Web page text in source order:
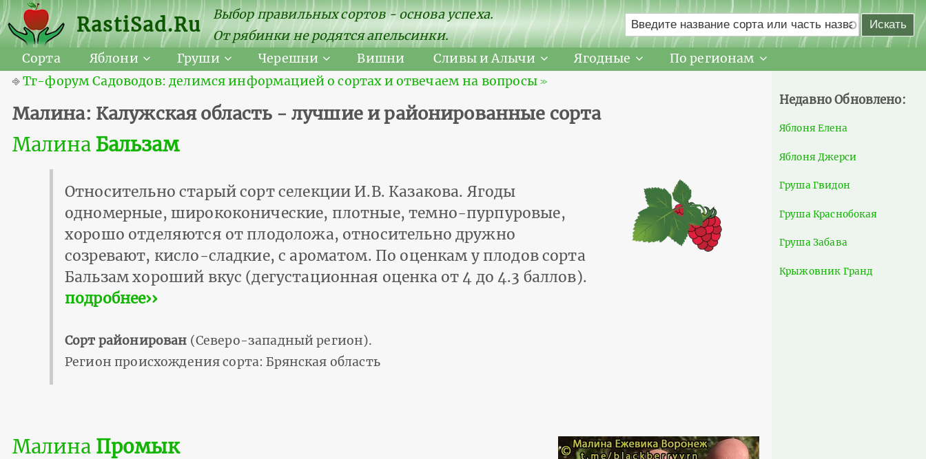
RastiSad.Ru
Выбор правильных сортов - основа успеха.
От рябинки не родятся апельсинки.
Сорта
Яблони Груши Черешни Вишни Сливы и Алычи Ягодные
По регионам
⎆Тг-форум Садоводов: делимся информацией о сортах и отвечаем на вопросы ≫
Малина: Калужская область - лучшие и районированные сорта
Малина Бальзам
Относительно старый сорт селекции И.В. Казакова. Ягоды
одномерные, ширококонические, плотные, темно-пурпуровые,
хорошо отделяются от плодоложа, относительно дружно
созревают, кисло-сладкие, с ароматом. По оценкам у плодов сорта
Бальзам хороший вкус (дегустационная оценка от 4 до 4.3 баллов).
подробнее››
Сорт районирован (Северо-западный регион).
Регион происхождения сорта: Брянская область
Малина Промык
Недавно Обновлено:
Яблоня Елена
Яблоня Джерси
Груша Гвидон
Груша Краснобокая
Груша Забава
Крыжовник Гранд